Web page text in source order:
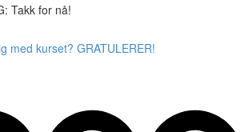
Takk for nå!
med kurset? GRATULERER!